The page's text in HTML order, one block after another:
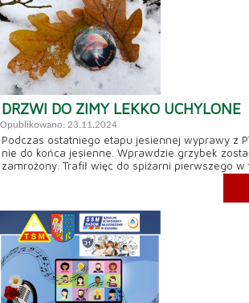
DRZWI DO ZIMY LEKKO UCHYLONE
Opublikowano: 23.11.2024
Podczas ostatniego etapu jesiennej wyprawy z
nie do końca jesienne. Wprawdzie grzybek
zamrożony. Trafił więc do spiżarni pierwszego